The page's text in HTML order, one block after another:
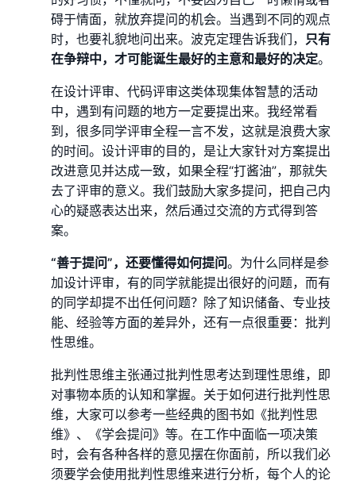
碍于情面，就放弃提问的机会。当遇到不同的观点
时，也要礼貌地问出来。波克定理告诉我们， 只有
在争辩中，才可能诞生最好的主意和最好的决定。
在设计评审、代码评审这类体现集体智慧的活动
中，遇到有问题的地方一定要提出来。我经常看
到，很多同学评审全程一言不发，这就是浪费大家
的时间。设计评审的目的，是让大家针对方案提出
改进意见并达成一致，如果全程“打酱油”，那就失
去了评审的意义。我们鼓励大家多提问，把自己内
心的疑惑表达出来，然后通过交流的方式得到答
案。
“善于提问”，还要懂得如何提问。为什么同样是参
加设计评审，有的同学就能提出很好的问题，而有
的同学却提不出任何问题？除了知识储备、专业技
能、经验等方面的差异外，还有一点很重要：批判
性思维。
批判性思维主张通过批判性思考达到理性思维，即
对事物本质的认知和掌握。关于如何进行批判性思
维，大家可以参考一些经典的图书如《批判性思
维》、《学会提问》等。在工作中面临一项决策
时，会有各种各样的意见摆在你面前，所以我们必
须要学会使用批判性思维来进行分析，每个人的论